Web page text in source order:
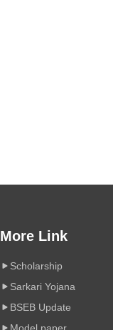
More Link
Scholarship
Sarkari Yojana
BSEB Update
Model paper